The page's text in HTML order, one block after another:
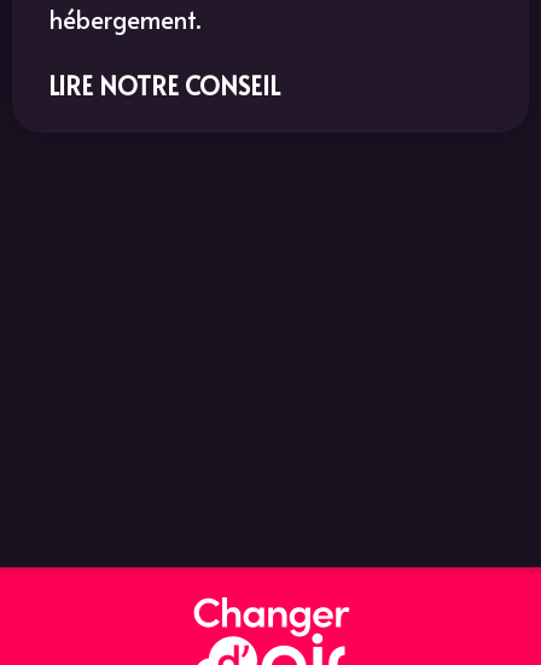
hébergement.
LIRE NOTRE CONSEIL